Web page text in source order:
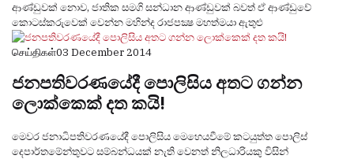
ආණ්‌ඩුවක්‌ නොව, ජාතික සමගි සන්ධාන ආණ්‌ඩුවක්‌ බවත් ඒ ආණ්‌ඩුවේ
කොටස්‌කරුවෙක්‌ වෙන්න මහින්ද රාජපක්‍ෂ මහත්මයා ඇතුළු
செய்திகள்03 December 2014
ජනපතිවරණයේදී පොලිසිය අතට ගන්න
ලොක්‌කෙක්‌ දත කයි!
මෙවර ජනාධිපතිවරණයේදී පොලිසිය මෙහෙයවීමේ කටයුත්ත පොලිස්‌
දෙපාර්තමේන්තුවට සම්බන්ධයක්‌ නැති වෙනත් නිලධාරියකු විසින්